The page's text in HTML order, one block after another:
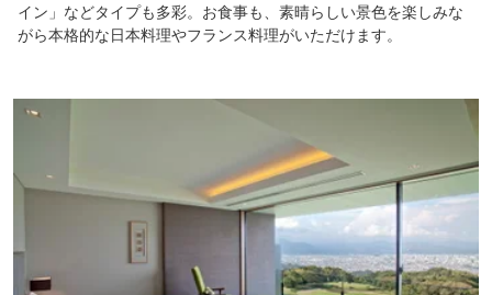
イン」などタイプも多彩。お食事も、素晴らしい景色を楽しみな
がら本格的な日本料理やフランス料理がいただけます。